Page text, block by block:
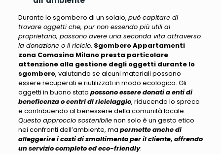
Durante lo sgombero di un solaio, può capitare di
trovare oggetti che, pur non essendo più utili al
proprietario, possono avere una seconda vita attraverso
la donazione o il riciclo. Sgombero Appartamenti
zona Comasina Milano presta particolare
attenzione alla gestione degli oggetti durante lo
sgombero, valutando se alcuni materiali possano
essere recuperati e riutilizzati in modo ecologico. Gli
oggetti in buono stato possono essere donati a enti di
beneficenza o centri di riciclaggio, riducendo lo spreco
e contribuendo al benessere della comunità locale.
Questo approccio sostenibilenon solo è un gesto etico
nei confronti dell’ambiente, ma permette anche di
alleggerire i costi di smaltimento per il cliente, offrendo
un servizio completo ed eco-friendly.